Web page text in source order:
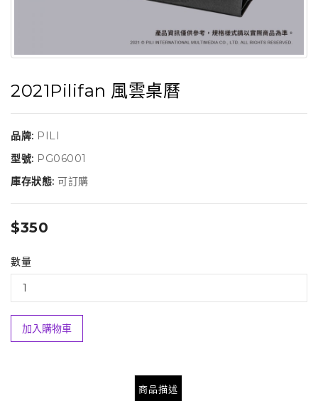
2021Pilifan 風雲桌曆
品牌: PILI
型號: PG06001
庫存狀態: 可訂購
$350
數量
加入購物車
商品描述